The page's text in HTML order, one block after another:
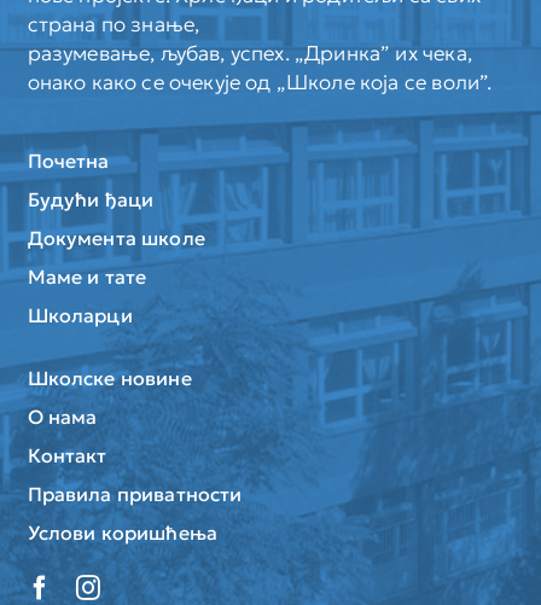
страна по знање,
разумевање, љубав, успех. „Дринка” их чека,
онако како се очекује од „Школе која се воли”.
Почетна
Будући ђаци
Документа школе
Маме и тате
Школарци
Школске новине
О нама
Контакт
Правила приватности
Услови коришћења